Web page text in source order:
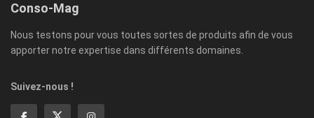
Conso-Mag
Nous testons pour vous toutes sortes de produits afin de vous
apporter notre expertise dans différents domaines.
Suivez-nous !